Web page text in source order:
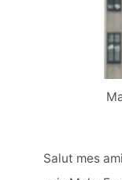
Salut mes